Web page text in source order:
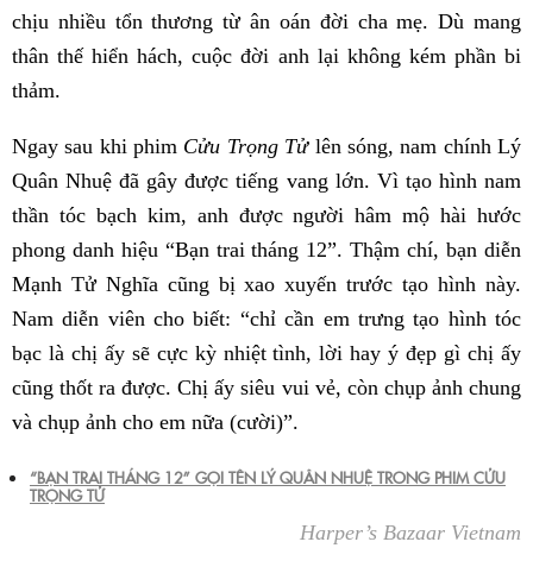
chịu nhiều tổn thương từ ân oán đời cha mẹ. Dù mang
thân thế hiển hách, cuộc đời anh lại không kém phần bi
thảm.
Ngay sau khi phim Cửu Trọng Tửlên sóng, nam chính Lý
Quân Nhuệ đã gây được tiếng vang lớn. Vì tạo hình nam
thần tóc bạch kim, anh được người hâm mộ hài hước
phong danh hiệu “Bạn trai tháng 12”. Thậm chí, bạn diễn
Mạnh Tử Nghĩa cũng bị xao xuyến trước tạo hình này.
Nam diễn viên cho biết: “chỉ cần em trưng tạo hình tóc
bạc là chị ấy sẽ cực kỳ nhiệt tình, lời hay ý đẹp gì chị ấy
cũng thốt ra được. Chị ấy siêu vui vẻ, còn chụp ảnh chung
và chụp ảnh cho em nữa (cười)”.
“BẠN TRAI THÁNG 12” GỌI TÊN LÝ QUÂN NHUỆ TRONG PHIM CỬU
TRỌNG TỬ
Harper’s Bazaar Vietnam